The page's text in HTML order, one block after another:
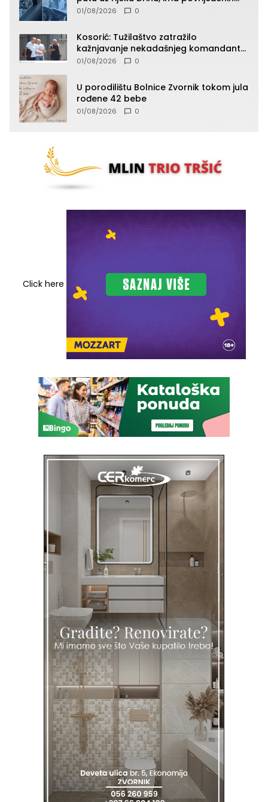
lica (FOTO)
01/08/2026 0
Kosorić: Tužilaštvo zatražilo
kažnjavanje nekadašnjeg komandanta
Vlaseničke brigade
01/08/2026 0
U porodilištu Bolnice Zvornik tokom jula
rođene 42 bebe
01/08/2026 0
Click here